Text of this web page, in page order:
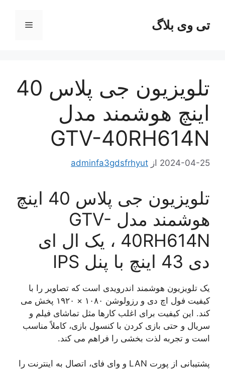
محتواتی وی بلاگ فهرست
تلویزیون جی پلاس 40
اینچ هوشمند مدل
GTV-40RH614N
2024-04-25 از adminfa3gdsfrhyut
تلویزیون جی پلاس 40 اینچ
هوشمند مدل GTV-
40RH614N ، یک ال ای
دی 43 اینچ با پنل IPS
یک تلویزیون هوشمند اندرویدی است که تصاویر را با
کیفیت فول اچ دی و رزولوشن ۱۰۸۰ × ۱۹۲۰ پخش می
کند. این کیفیت برای اغلب کارها مثل تماشای فیلم و
سریال و حتی بازی کردن با کنسول بازی، کاملاً مناسب
است و تجربه لذت بخشی را فراهم می کند.
پشتیبانی از پورت LAN و وای فای، اتصال به اینترنت را